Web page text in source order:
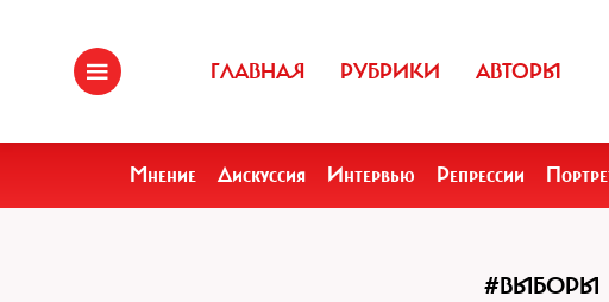
ГЛАВНАЯ РУБРИКИ АВТОРЫ
Мнение Дискуссия Интервью Репрессии
#ВЫБОРЫ